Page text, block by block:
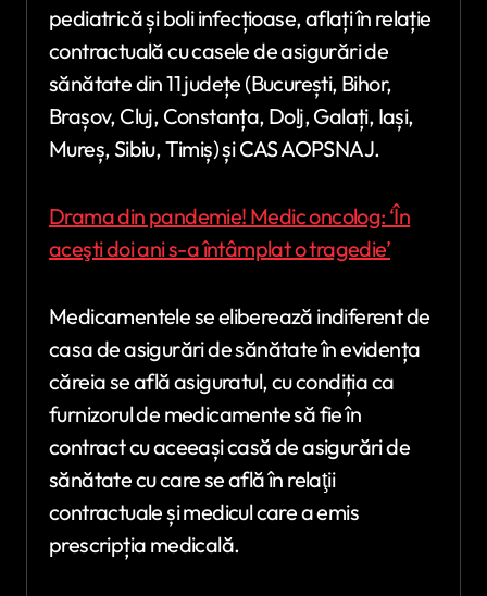
pediatrică și boli infecțioase, aflați în relație
contractuală cu casele de asigurări de
sănătate din 11 județe (București, Bihor,
Brașov, Cluj, Constanța, Dolj, Galați, Iași,
Mureș, Sibiu, Timiș) și CAS AOPSNAJ.
Drama din pandemie! Medic oncolog: ‘În
aceşti doi ani s-a întâmplat o tragedie’
Medicamentele se eliberează indiferent de
casa de asigurări de sănătate în evidența
căreia se află asiguratul, cu condiția ca
furnizorul de medicamente să fie în
contract cu aceeași casă de asigurări de
sănătate cu care se află în relaţii
contractuale și medicul care a emis
prescripția medicală.